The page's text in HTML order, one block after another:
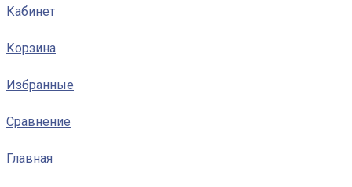
Кабинет
Корзина
Избранные
Сравнение
Главная